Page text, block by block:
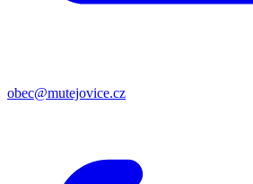
obec@mutejovice.cz